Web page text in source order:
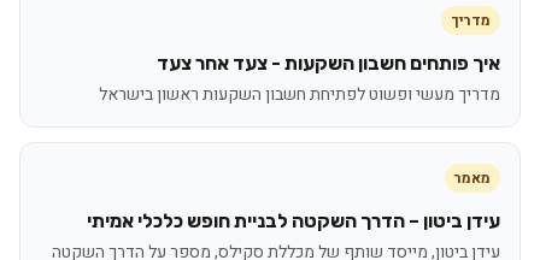
מדריך
איך פותחים חשבון השקעות - צעד אחר צעד
מדריך מעשי ופשוט לפתיחת חשבון השקעות ראשון בישראל
מאמר
עידן ביטון – הדרך השקטה לבניית חופש כלכלי אמיתי
עידן ביטון, מייסד שותף של מכללת סקילס, מספר על הדרך השקטה